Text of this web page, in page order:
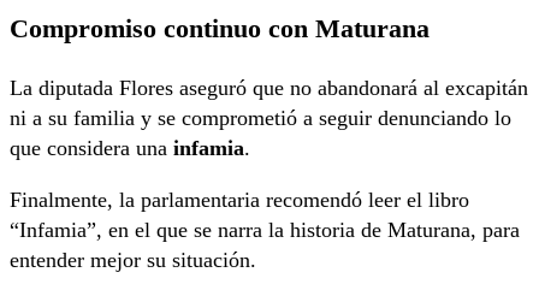
Compromiso continuo con Maturana
La diputada Flores aseguró que no abandonará al excapitán
ni a su familia y se comprometió a seguir denunciando lo
que considera una infamia.
Finalmente, la parlamentaria recomendó leer el libro
“Infamia”, en el que se narra la historia de Maturana, para
entender mejor su situación.